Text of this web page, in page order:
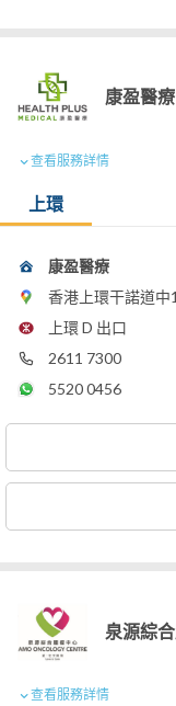
康盈醫療
查看服務詳情
上環
康盈醫療
香港上環干諾道
上環 D 出口
2611 7300
5520 0456
泉源綜
查看服務詳情